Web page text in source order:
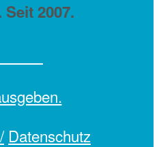
2007.
Datenschutz